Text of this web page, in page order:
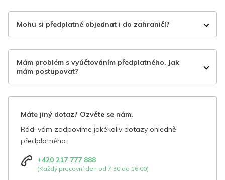
Mohu si předplatné objednat i do zahraničí?
Mám problém s vyúčtováním předplatného. Jak
mám postupovat?
Máte jiný dotaz? Ozvěte se nám.
Rádi vám zodpovíme jakékoliv dotazy ohledně
předplatného.
+420 217 777 888
(Každý pracovní den od 7:30 do 16:00)